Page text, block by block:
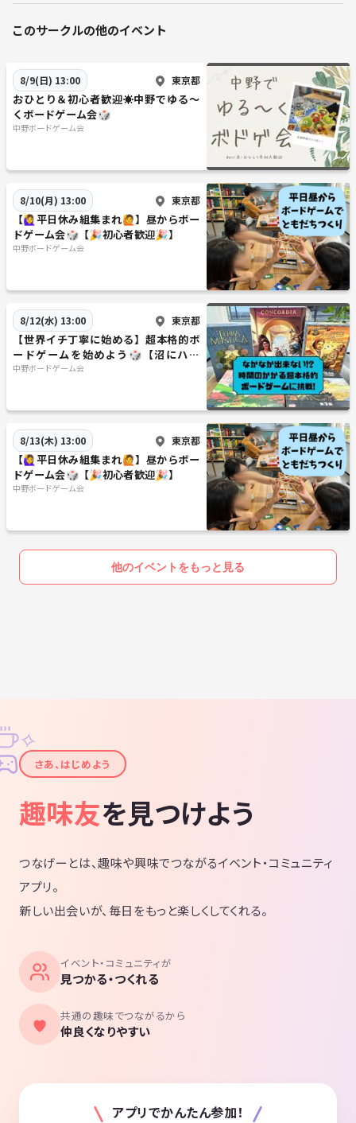
このサークルの他のイベント
8/9(日) 13:00 東京都
おひとり＆初心者歓迎☀️中野でゆる〜
くボードゲーム会🎲
中野ボードゲーム会
8/10(月) 13:00 東京都
【🙋‍♀️平日休み組集まれ🙋】昼からボー
ドゲーム会🎲【🎉初心者歓迎🎉】
中野ボードゲーム会
8/12(水) 13:00 東京都
【世界イチ丁寧に始める】超本格的ボ
ードゲームを始めよう🎲【沼にハマ
れ！】
中野ボードゲーム会
8/13(木) 13:00 東京都
【🙋‍♀️平日休み組集まれ🙋】昼からボー
ドゲーム会🎲【🎉初心者歓迎🎉】
中野ボードゲーム会
他のイベントをもっと見る
✦
✧
さあ、はじめよう
趣味友を見つけよう
つなげーとは、趣味や興味でつながるイベント・コミュニティ
アプリ。
新しい出会いが、毎日をもっと楽しくしてくれる。
イベント・コミュニティが
見つかる・つくれる
共通の趣味でつながるから
仲良くなりやすい
アプリでかんたん参加！